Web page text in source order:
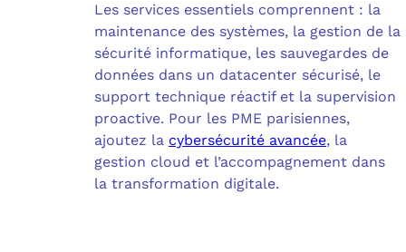
Les services essentiels comprennent : la
maintenance des systèmes, la gestion de la
sécurité informatique, les sauvegardes de
données dans un datacenter sécurisé, le
support technique réactif et la supervision
proactive. Pour les PME parisiennes,
ajoutez la cybersécurité avancée, la
gestion cloud et l’accompagnement dans
la transformation digitale.